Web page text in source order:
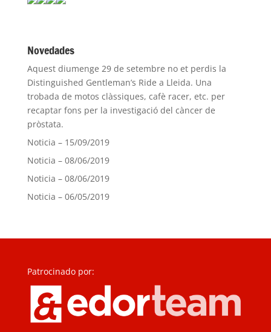
Novedades
Aquest diumenge 29 de setembre no et perdis la
Distinguished Gentleman’s Ride a Lleida. Una
trobada de motos clàssiques, cafè racer, etc. per
recaptar fons per la investigació del càncer de
pròstata.
Noticia – 15/09/2019
Noticia – 08/06/2019
Noticia – 08/06/2019
Noticia – 06/05/2019
Patrocinado por: